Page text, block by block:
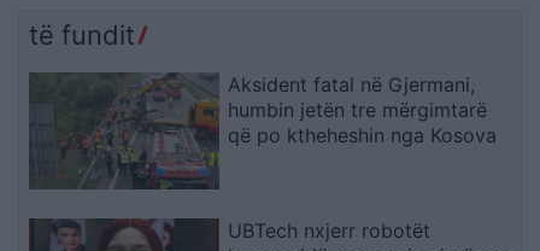
të fundit
Aksident fatal në Gjermani,
humbin jetën tre mërgimtarë
që po ktheheshin nga Kosova
UBTech nxjerr robotët